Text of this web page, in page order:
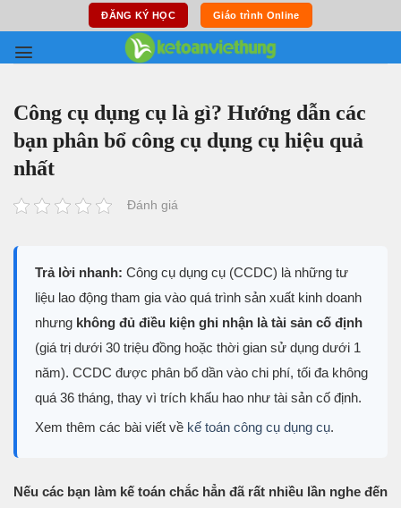
content
ĐĂNG KÝ HỌC Giáo trình Online
Công cụ dụng cụ là gì? Hướng dẫn các
bạn phân bổ công cụ dụng cụ hiệu quả
nhất
Đánh giá
Trả lời nhanh: Công cụ dụng cụ (CCDC) là những tư
liệu lao động tham gia vào quá trình sản xuất kinh doanh
nhưng không đủ điều kiện ghi nhận là tài sản cố định
(giá trị dưới 30 triệu đồng hoặc thời gian sử dụng dưới 1
năm). CCDC được phân bổ dần vào chi phí, tối đa không
quá 36 tháng, thay vì trích khấu hao như tài sản cố định.
Xem thêm các bài viết về kế toán công cụ dụng cụ.
Nếu các bạn làm kế toán chắc hẳn đã rất nhiều lần nghe đến